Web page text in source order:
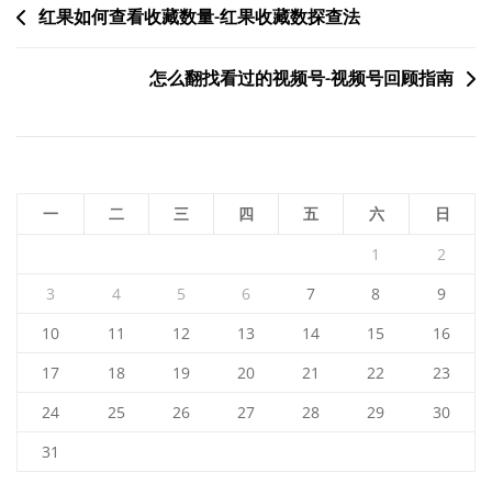
文红果如何查看收藏数量-红果收藏数探查法
怎么翻找看过的视频号-视频号回顾指南
一 二 三 四 五 六
日
1
2
3
4 5 6 7 8
9
10
11 12 13 14 15
16
17
18 19 20 21 22
23
24
25 26 27 28 29
30
31